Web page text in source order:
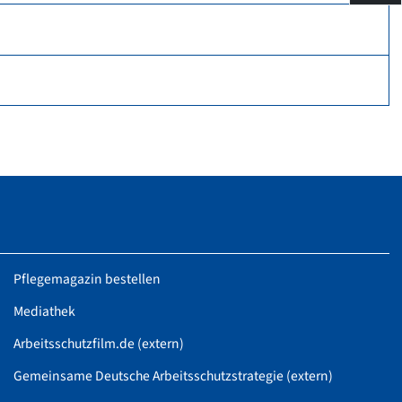
Pflegemagazin bestellen
Mediathek
Arbeitsschutzfilm.de (extern)
Gemeinsame Deutsche Arbeitsschutzstrategie (extern)